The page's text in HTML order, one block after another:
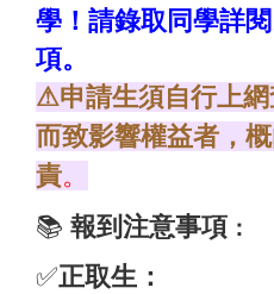
學！請錄取同學詳
項。
⚠申請生須自行上
而致影響權益者，
責。
📚 報到注意事項 ：
✅正取生：